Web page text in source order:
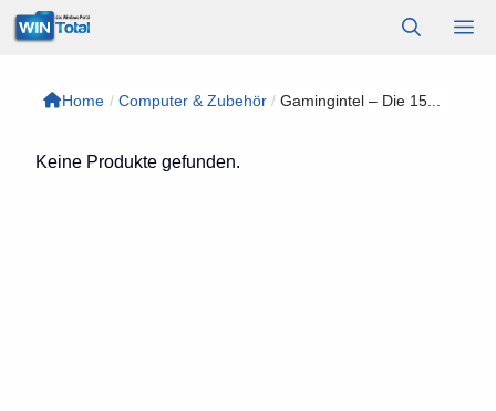
Zum
Inhalt
Home / Computer & Zubehör / Gamingintel – Die 15...
Keine Produkte gefunden.